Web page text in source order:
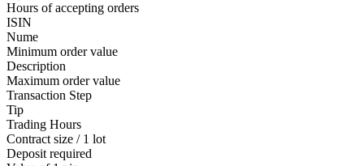
Hours of accepting orders
ISIN
Nume
Minimum order value
Description
Maximum order value
Transaction Step
Tip
Trading Hours
Contract size / 1 lot
Deposit required